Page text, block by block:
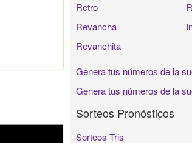
Retro
Revancha
Revanchita
Genera tus números de la
Genera tus números de la
Sorteos Pronósticos
Sorteos Tris